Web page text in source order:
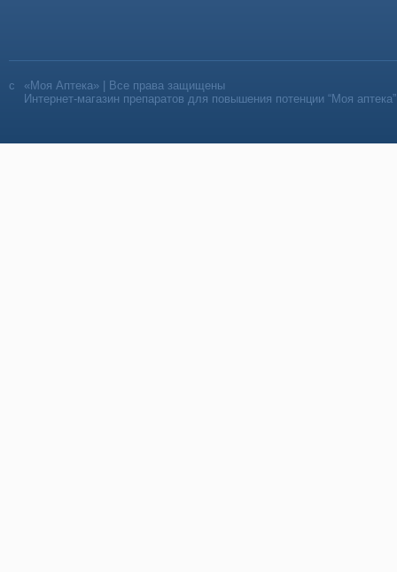
«Моя Аптека» | Все права защищены
Интернет-магазин препаратов для повышения потенции “Моя